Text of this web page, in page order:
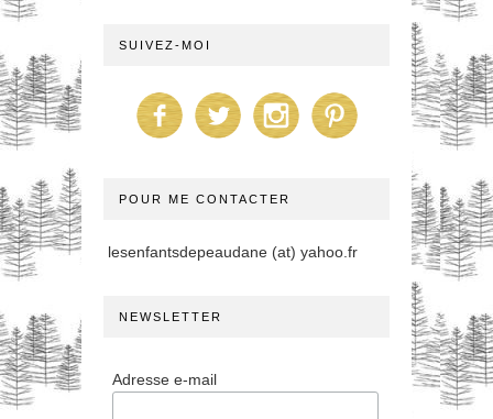
SUIVEZ-MOI
POUR ME CONTACTER
lesenfantsdepeaudane (at) yahoo.fr
NEWSLETTER
Adresse e-mail